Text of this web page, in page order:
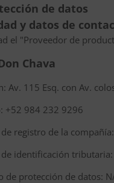
de datos
y datos de
el "Proveedor de
Chava
Av. 115 Esq. con Av.
+52 984 232 9296
registro de la
identificación
de protección de datos: